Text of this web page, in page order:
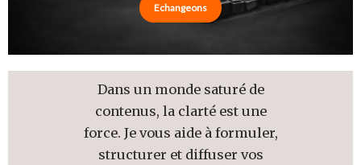
Echangeons
Dans un monde saturé de
contenus, la clarté est une
force. Je vous aide à formuler,
structurer et diffuser vos